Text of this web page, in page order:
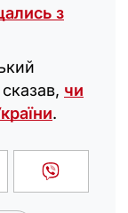
з
чи
.